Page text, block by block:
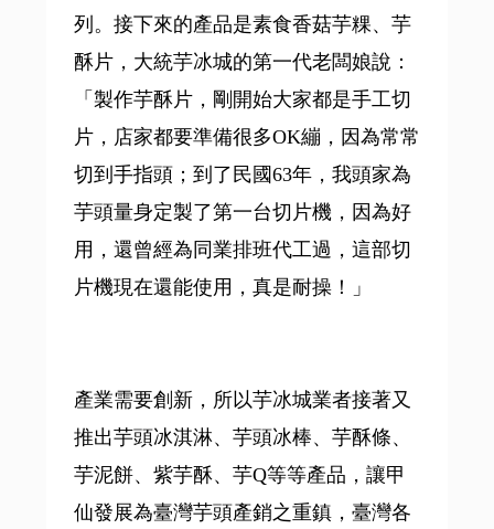
列。接下來的產品是素食香菇芋粿、芋
酥片，大統芋冰城的第一代老闆娘說：
「製作芋酥片，剛開始大家都是手工切
片，店家都要準備很多OK繃，因為常常
切到手指頭；到了民國63年，我頭家為
芋頭量身定製了第一台切片機，因為好
用，還曾經為同業排班代工過，這部切
片機現在還能使用，真是耐操！」
產業需要創新，所以芋冰城業者接著又
推出芋頭冰淇淋、芋頭冰棒、芋酥條、
芋泥餅、紫芋酥、芋Q等等產品，讓甲
仙發展為臺灣芋頭產銷之重鎮，臺灣各